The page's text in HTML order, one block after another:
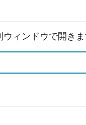
ウィンドウで開き